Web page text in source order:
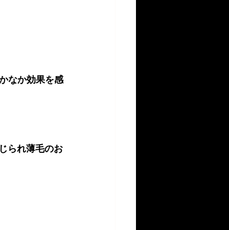
なか効果を感
られ薄毛のお